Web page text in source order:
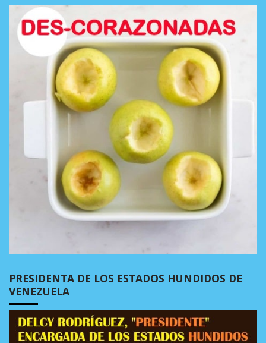
PRESIDENTA DE LOS ESTADOS HUNDIDOS DE
VENEZUELA